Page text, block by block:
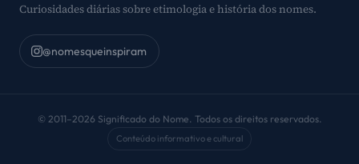
Curiosidades diárias sobre etimologia e história dos nomes.
@nomesqueinspiram
© 2011–2026 Significado do Nome. Todos os direitos reservados.
Conteúdo informativo e cultural